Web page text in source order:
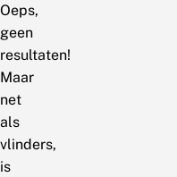
Oeps,
geen
resultaten!
Maar
net
als
vlinders,
is